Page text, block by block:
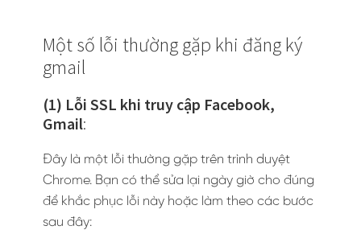
Một số lỗi thường gặp khi đăng ký
gmail
(1) Lỗi SSL khi truy cập Facebook,
Gmail:
Đây là một lỗi thường gặp trên trình duyệt
Chrome. Bạn có thể sửa lại ngày giờ cho đúng
để khắc phục lỗi này hoặc làm theo các bước
sau đây: